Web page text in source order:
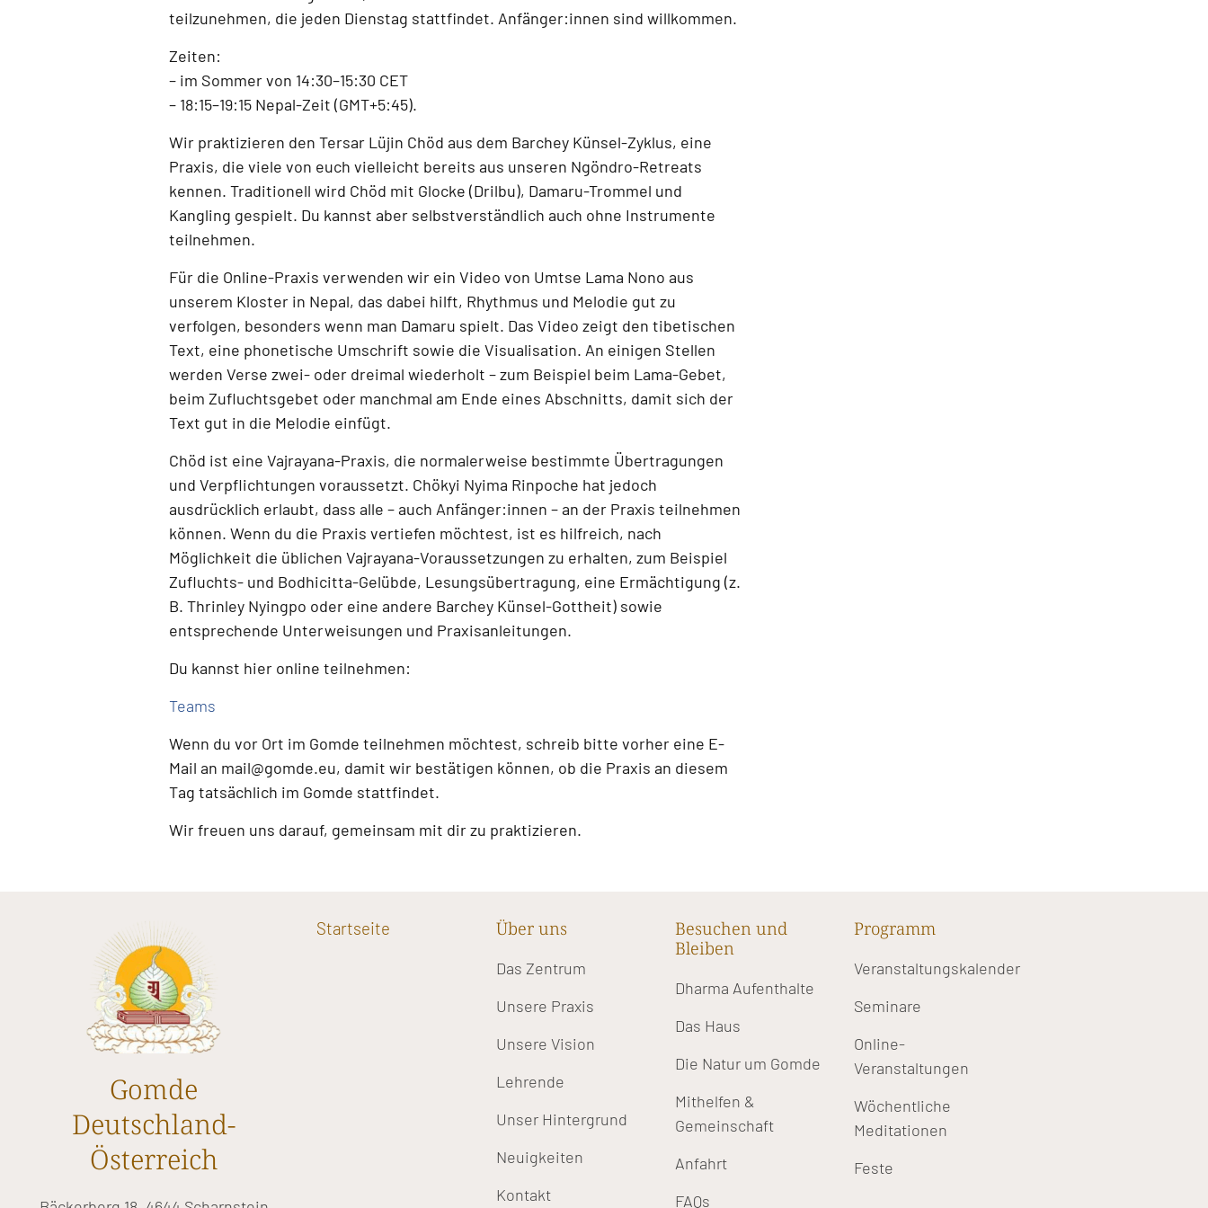
teilzunehmen, die jeden Dienstag stattfindet. Anfänger:innen sind willkommen.
Zeiten:
– im Sommer von 14:30–15:30 CET
– 18:15–19:15 Nepal-Zeit (GMT+5:45).
Wir praktizieren den Tersar Lüjin Chöd aus dem Barchey Künsel-Zyklus, eine
Praxis, die viele von euch vielleicht bereits aus unseren Ngöndro-Retreats
kennen. Traditionell wird Chöd mit Glocke (Drilbu), Damaru-Trommel und
Kangling gespielt. Du kannst aber selbstverständlich auch ohne Instrumente
teilnehmen.
Für die Online-Praxis verwenden wir ein Video von Umtse Lama Nono aus
unserem Kloster in Nepal, das dabei hilft, Rhythmus und Melodie gut zu
verfolgen, besonders wenn man Damaru spielt. Das Video zeigt den tibetischen
Text, eine phonetische Umschrift sowie die Visualisation. An einigen Stellen
werden Verse zwei- oder dreimal wiederholt – zum Beispiel beim Lama-Gebet,
beim Zufluchtsgebet oder manchmal am Ende eines Abschnitts, damit sich der
Text gut in die Melodie einfügt.
Chöd ist eine Vajrayana-Praxis, die normalerweise bestimmte Übertragungen
und Verpflichtungen voraussetzt. Chökyi Nyima Rinpoche hat jedoch
ausdrücklich erlaubt, dass alle – auch Anfänger:innen – an der Praxis teilnehmen
können. Wenn du die Praxis vertiefen möchtest, ist es hilfreich, nach
Möglichkeit die üblichen Vajrayana-Voraussetzungen zu erhalten, zum Beispiel
Zufluchts- und Bodhicitta-Gelübde, Lesungsübertragung, eine Ermächtigung (z.
B. Thrinley Nyingpo oder eine andere Barchey Künsel-Gottheit) sowie
entsprechende Unterweisungen und Praxisanleitungen.
Du kannst hier online teilnehmen:
Teams
Wenn du vor Ort im Gomde teilnehmen möchtest, schreib bitte vorher eine E-
Mail an mail@gomde.eu, damit wir bestätigen können, ob die Praxis an diesem
Tag tatsächlich im Gomde stattfindet.
Wir freuen uns darauf, gemeinsam mit dir zu praktizieren.
Gomde
Deutschland-
Österreich
Startseite Über uns
Das Zentrum
Unsere Praxis
Unsere Vision
Lehrende
Unser Hintergrund
Neuigkeiten
Kontakt
Besuchen und
Bleiben
Dharma Aufenthalte
Das Haus
Die Natur um Gomde
Mithelfen &
Gemeinschaft
Anfahrt
FAQs
Programm
Veranstaltungskalender
Seminare
Online-
Veranstaltungen
Wöchentliche
Meditationen
Feste